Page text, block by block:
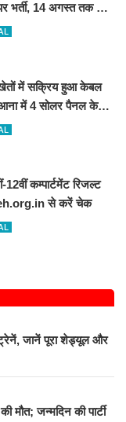
भर्ती, 14 अगस्त तक करें
खेतों में सक्रिय हुआ केबल
में 4 सोलर पैनल केबल
12वीं कम्पार्टमेंट रिजल्ट
से करें चेक
जानें पूरा शेड्यूल और
मौत; जन्मदिन की पार्टी